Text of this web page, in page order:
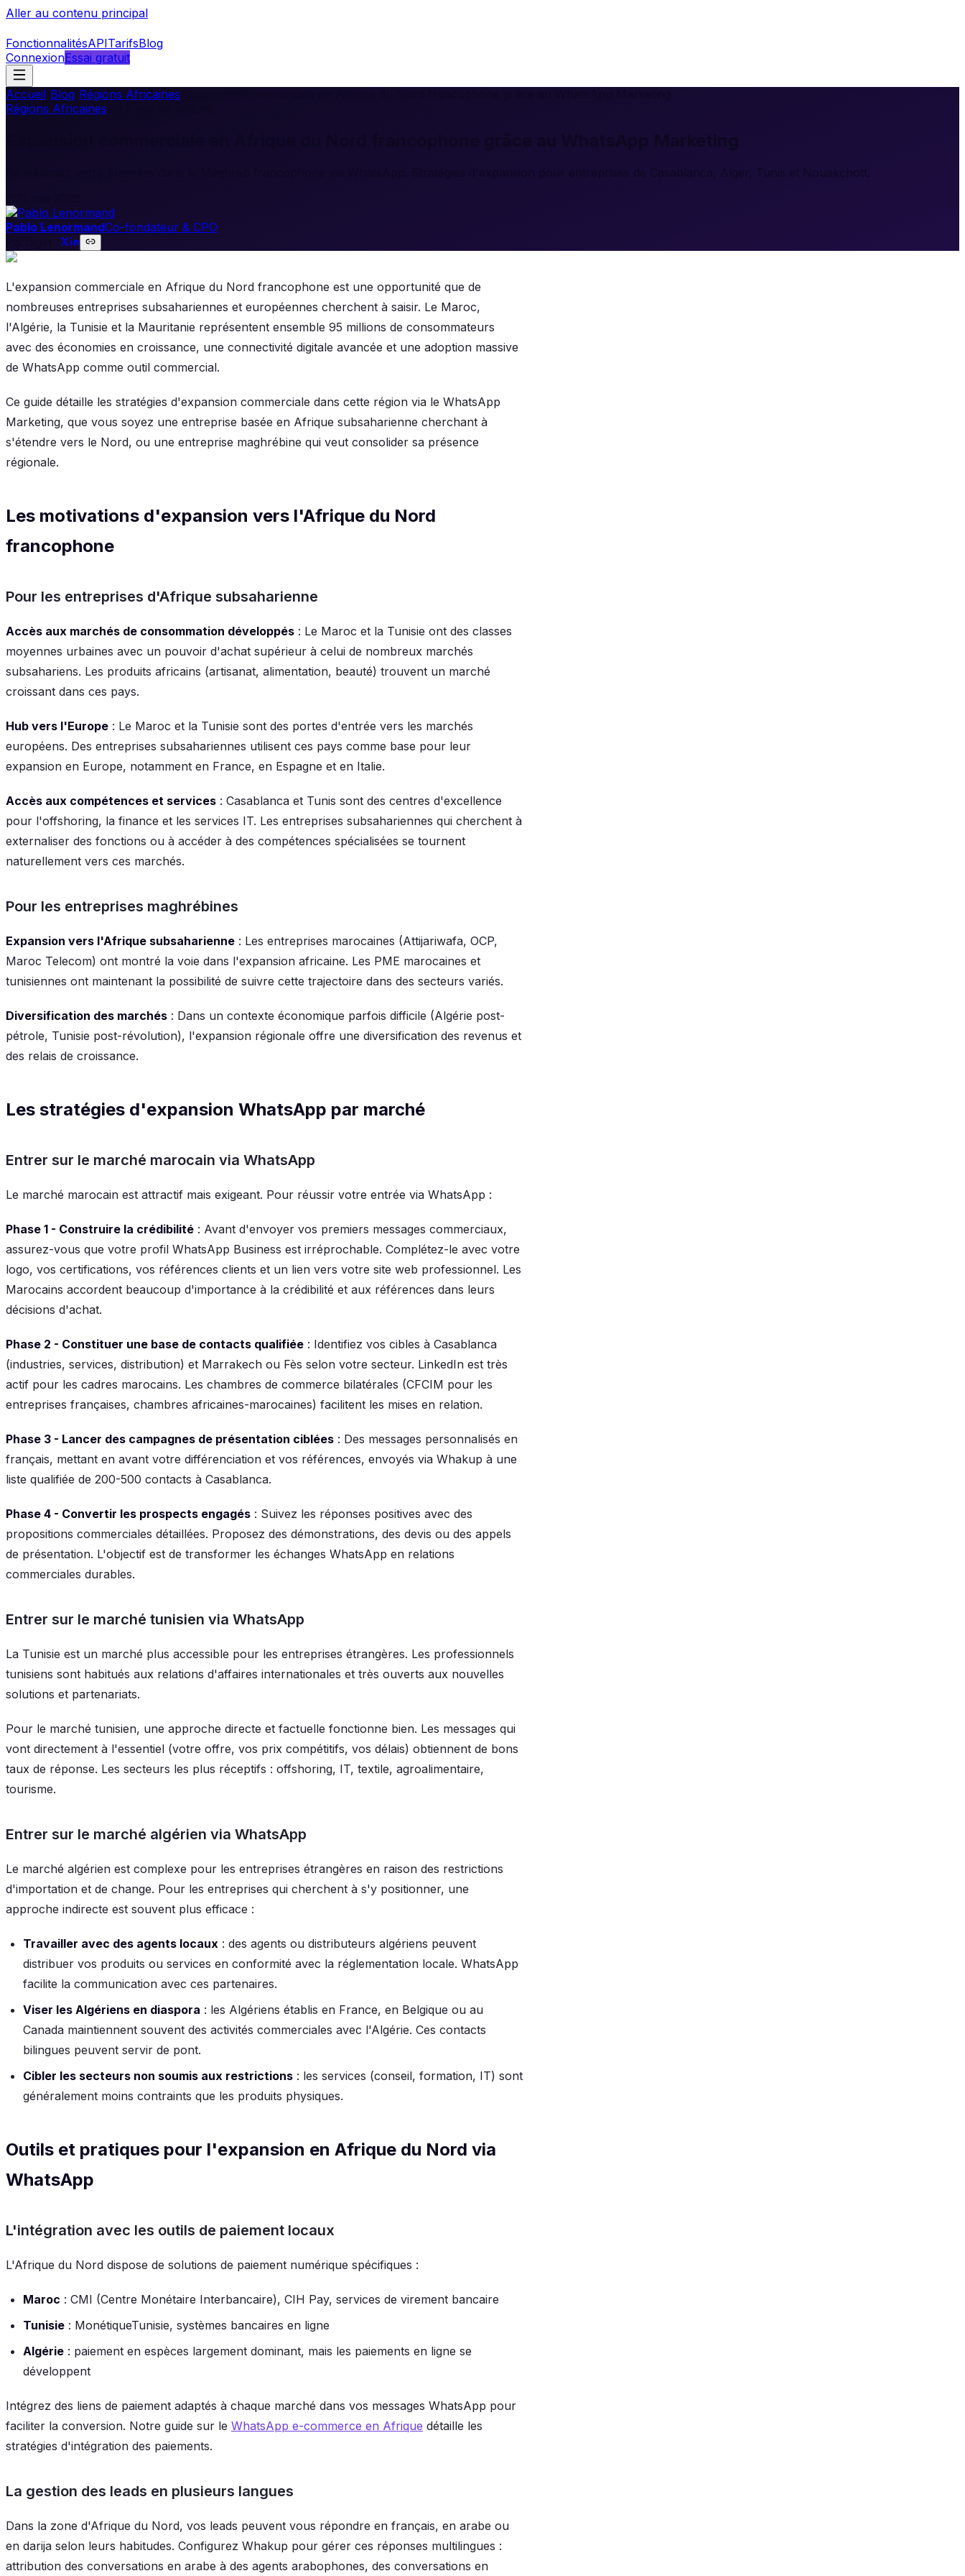
Aller au contenu principal
FonctionnalitésAPITarifsBlog
ConnexionEssai gratuit
Accueil Blog Régions Africaines
Régions Africaines
Développez votre business dans le Maghreb francophone via WhatsApp. Stratégies d'expansion pour entreprises de Casablanca, Alger, Tunis et Nouakchott.
Pablo LenormandCo-fondateur & CPO
L'expansion commerciale en Afrique du Nord francophone est une opportunité que de
nombreuses entreprises subsahariennes et européennes cherchent à saisir. Le Maroc,
l'Algérie, la Tunisie et la Mauritanie représentent ensemble 95 millions de consommateurs
avec des économies en croissance, une connectivité digitale avancée et une adoption massive
de WhatsApp comme outil commercial.
Ce guide détaille les stratégies d'expansion commerciale dans cette région via le WhatsApp
Marketing, que vous soyez une entreprise basée en Afrique subsaharienne cherchant à
s'étendre vers le Nord, ou une entreprise maghrébine qui veut consolider sa présence
régionale.
Les motivations d'expansion vers l'Afrique du Nord
francophone
Pour les entreprises d'Afrique subsaharienne
Accès aux marchés de consommation développés : Le Maroc et la Tunisie ont des classes
moyennes urbaines avec un pouvoir d'achat supérieur à celui de nombreux marchés
subsahariens. Les produits africains (artisanat, alimentation, beauté) trouvent un marché
croissant dans ces pays.
Hub vers l'Europe : Le Maroc et la Tunisie sont des portes d'entrée vers les marchés
européens. Des entreprises subsahariennes utilisent ces pays comme base pour leur
expansion en Europe, notamment en France, en Espagne et en Italie.
Accès aux compétences et services : Casablanca et Tunis sont des centres d'excellence
pour l'offshoring, la finance et les services IT. Les entreprises subsahariennes qui cherchent à
externaliser des fonctions ou à accéder à des compétences spécialisées se tournent
naturellement vers ces marchés.
Pour les entreprises maghrébines
Expansion vers l'Afrique subsaharienne : Les entreprises marocaines (Attijariwafa, OCP,
Maroc Telecom) ont montré la voie dans l'expansion africaine. Les PME marocaines et
tunisiennes ont maintenant la possibilité de suivre cette trajectoire dans des secteurs variés.
Diversification des marchés : Dans un contexte économique parfois difficile (Algérie post-
pétrole, Tunisie post-révolution), l'expansion régionale offre une diversification des revenus et
des relais de croissance.
Les stratégies d'expansion WhatsApp par marché
Entrer sur le marché marocain via WhatsApp
Le marché marocain est attractif mais exigeant. Pour réussir votre entrée via WhatsApp :
Phase 1 - Construire la crédibilité : Avant d'envoyer vos premiers messages commerciaux,
assurez-vous que votre profil WhatsApp Business est irréprochable. Complétez-le avec votre
logo, vos certifications, vos références clients et un lien vers votre site web professionnel. Les
Marocains accordent beaucoup d'importance à la crédibilité et aux références dans leurs
décisions d'achat.
Phase 2 - Constituer une base de contacts qualifiée : Identifiez vos cibles à Casablanca
(industries, services, distribution) et Marrakech ou Fès selon votre secteur. LinkedIn est très
actif pour les cadres marocains. Les chambres de commerce bilatérales (CFCIM pour les
entreprises françaises, chambres africaines-marocaines) facilitent les mises en relation.
Phase 3 - Lancer des campagnes de présentation ciblées : Des messages personnalisés en
français, mettant en avant votre différenciation et vos références, envoyés via Whakup à une
liste qualifiée de 200-500 contacts à Casablanca.
Phase 4 - Convertir les prospects engagés : Suivez les réponses positives avec des
propositions commerciales détaillées. Proposez des démonstrations, des devis ou des appels
de présentation. L'objectif est de transformer les échanges WhatsApp en relations
commerciales durables.
Entrer sur le marché tunisien via WhatsApp
La Tunisie est un marché plus accessible pour les entreprises étrangères. Les professionnels
tunisiens sont habitués aux relations d'affaires internationales et très ouverts aux nouvelles
solutions et partenariats.
Pour le marché tunisien, une approche directe et factuelle fonctionne bien. Les messages qui
vont directement à l'essentiel (votre offre, vos prix compétitifs, vos délais) obtiennent de bons
taux de réponse. Les secteurs les plus réceptifs : offshoring, IT, textile, agroalimentaire,
tourisme.
Entrer sur le marché algérien via WhatsApp
Le marché algérien est complexe pour les entreprises étrangères en raison des restrictions
d'importation et de change. Pour les entreprises qui cherchent à s'y positionner, une
approche indirecte est souvent plus efficace :
Travailler avec des agents locaux : des agents ou distributeurs algériens peuvent
distribuer vos produits ou services en conformité avec la réglementation locale. WhatsApp
facilite la communication avec ces partenaires.
Viser les Algériens en diaspora : les Algériens établis en France, en Belgique ou au
Canada maintiennent souvent des activités commerciales avec l'Algérie. Ces contacts
bilingues peuvent servir de pont.
Cibler les secteurs non soumis aux restrictions : les services (conseil, formation, IT) sont
généralement moins contraints que les produits physiques.
Outils et pratiques pour l'expansion en Afrique du Nord via
WhatsApp
L'intégration avec les outils de paiement locaux
L'Afrique du Nord dispose de solutions de paiement numérique spécifiques :
Maroc : CMI (Centre Monétaire Interbancaire), CIH Pay, services de virement bancaire
Tunisie : MonétiqueTunisie, systèmes bancaires en ligne
Algérie : paiement en espèces largement dominant, mais les paiements en ligne se
développent
Intégrez des liens de paiement adaptés à chaque marché dans vos messages WhatsApp pour
faciliter la conversion. Notre guide sur le WhatsApp e-commerce en Afrique détaille les
stratégies d'intégration des paiements.
La gestion des leads en plusieurs langues
Dans la zone d'Afrique du Nord, vos leads peuvent vous répondre en français, en arabe ou
en darija selon leurs habitudes. Configurez Whakup pour gérer ces réponses multilingues :
attribution des conversations en arabe à des agents arabophones, des conversations en